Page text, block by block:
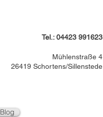
Tel.: 04423 991623
Mühlenstraße 4
26419 Schortens/Sillenstede
Blog